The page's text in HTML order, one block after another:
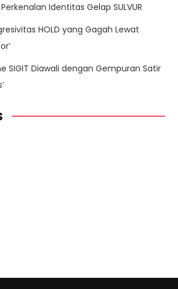
Identitas Gelap SULVUR
HOLD yang Gagah Lewat
SIGIT Diawali dengan Gempuran Satir